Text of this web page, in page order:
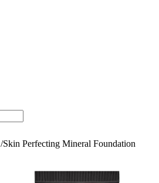
/Skin Perfecting Mineral Foundation